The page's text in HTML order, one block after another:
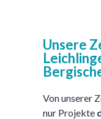
Unsere
Von unserer
nur Projekte